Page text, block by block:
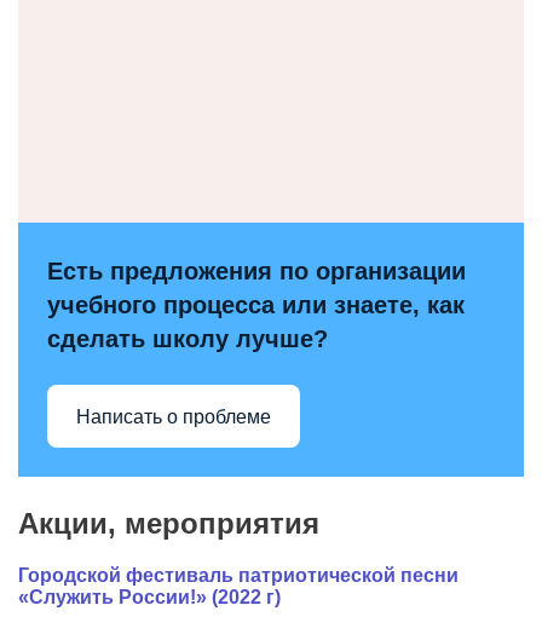
Есть предложения по организации
учебного процесса или знаете, как
сделать школу лучше?
Написать о проблеме
Акции, мероприятия
Городской фестиваль патриотической песни
«Служить России!» (2022 г)